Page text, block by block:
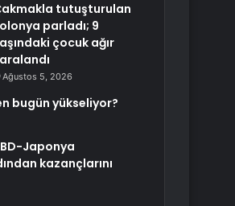
tutuşturulan
parladı; 9
çocuk ağır
Ağustos 5, 2026
bugün yükseliyor?
Japonya
kazançlarını